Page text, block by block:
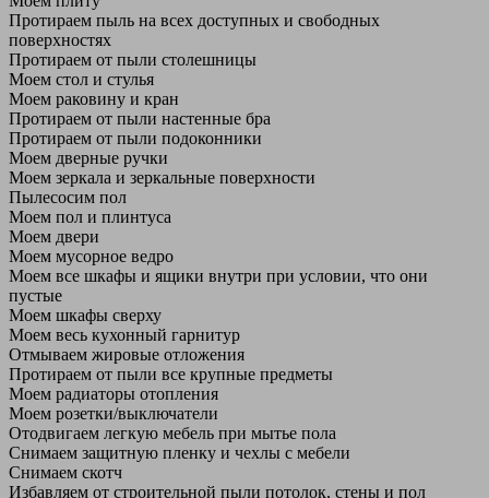
Протираем пыль на всех доступных и свободных
поверхностях
Протираем от пыли столешницы
Моем стол и стулья
Моем раковину и кран
Протираем от пыли настенные бра
Протираем от пыли подоконники
Моем дверные ручки
Моем зеркала и зеркальные поверхности
Пылесосим пол
Моем пол и плинтуса
Моем двери
Моем мусорное ведро
Моем все шкафы и ящики внутри при условии, что они
пустые
Моем шкафы сверху
Моем весь кухонный гарнитур
Отмываем жировые отложения
Протираем от пыли все крупные предметы
Моем радиаторы отопления
Моем розетки/выключатели
Отодвигаем легкую мебель при мытье пола
Снимаем защитную пленку и чехлы с мебели
Снимаем скотч
Избавляем от строительной пыли потолок, стены и пол